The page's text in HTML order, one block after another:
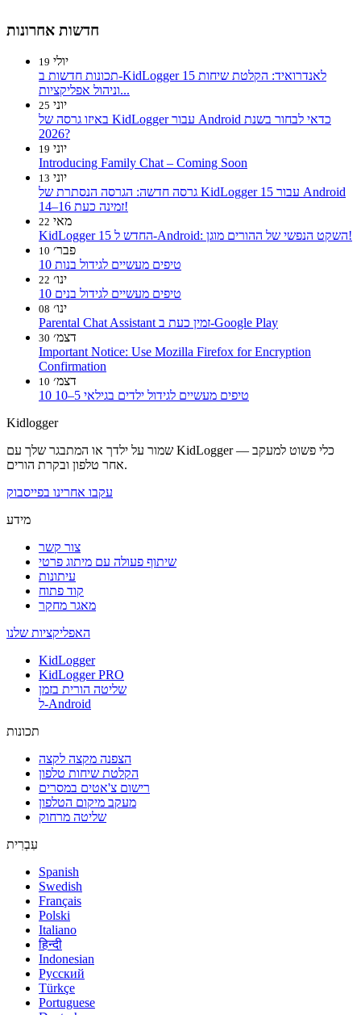
חדשות אחרונות
19 יולי
תכונות חדשות ב-KidLogger 15 לאנדרואיד: הקלטת שיחות
וניהול אפליקציות...
25 יוני
באיזו גרסה של KidLogger עבור Android כדאי לבחור בשנת
2026?
19 יוני
Introducing Family Chat – Coming Soon
13 יוני
גרסה חדשה: הגרסה הנסתרת של KidLogger 15 עבור Android
14–16 זמינה כעת!
22 מאי
KidLogger 15 החדש ל-Android: השקט הנפשי של ההורים מוגן!
10 פבר׳
10 טיפים מעשיים לגידול בנות
22 ינו׳
10 טיפים מעשיים לגידול בנים
08 ינו׳
Parental Chat Assistant זמין כעת ב-Google Play
30 דצמ׳
Important Notice: Use Mozilla Firefox for Encryption
Confirmation
10 דצמ׳
10 טיפים מעשיים לגידול ילדים בגילאי 5–10
Kidlogger
שמור על ילדך או המתבגר שלך עם KidLogger — כלי פשוט למעקב
אחר טלפון ובקרת הורים.
עקבו אחרינו בפייסבוק
מידע
צור קשר
שיתוף פעולה עם מיתוג פרטי
עיתונות
קוד פתוח
מאגר מחקר
האפליקציות שלנו
KidLogger
KidLogger PRO
שליטה הורית בזמן
ל-Android
תכונות
הצפנה מקצה לקצה
הקלטת שיחות טלפון
רישום צ'אטים במסרים
מעקב מיקום הטלפון
שליטה מרחוק
עִבְרִית
Spanish
Swedish
Français
Polski
Italiano
हिन्दी
Indonesian
Русский
Türkçe
Portuguese